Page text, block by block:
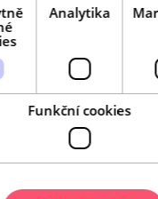
si můžete přečíst zde.
Moravy!
přepisuje pravidla
ruchu - Jižní
Analytika
Funkční cookies